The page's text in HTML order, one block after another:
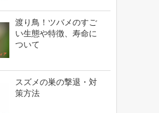
渡り鳥！ツバメのすご
い生態や特徴、寿命に
ついて
スズメの巣の撃退・対
策方法